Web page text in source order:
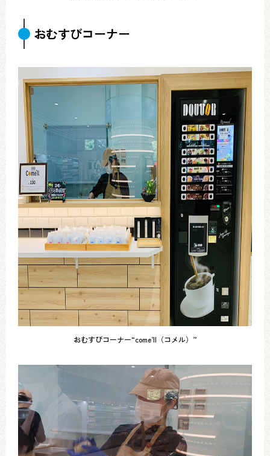
おむすびコーナー
おむすびコーナー“come’ll（コメル）”